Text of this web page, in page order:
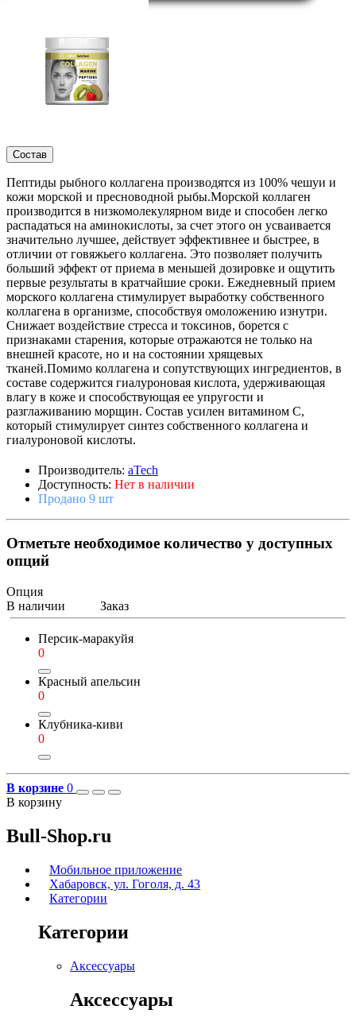
Состав
Пептиды рыбного коллагена производятся из 100% чешуи и
кожи морской и пресноводной рыбы.Морской коллаген
производится в низкомолекулярном виде и способен легко
распадаться на аминокислоты, за счет этого он усваивается
значительно лучшее, действует эффективнее и быстрее, в
отличии от говяжьего коллагена. Это позволяет получить
больший эффект от приема в меньшей дозировке и ощутить
первые результаты в кратчайшие сроки. Ежедневный прием
морского коллагена стимулирует выработку собственного
коллагена в организме, способствуя омоложению изнутри.
Снижает воздействие стресса и токсинов, борется с
признаками старения, которые отражаются не только на
внешней красоте, но и на состоянии хрящевых
тканей.Помимо коллагена и сопутствующих ингредиентов, в
составе содержится гиалуроновая кислота, удерживающая
влагу в коже и способствующая ее упругости и
разглаживанию морщин. Состав усилен витамином С,
который стимулирует синтез собственного коллагена и
гиалуроновой кислоты.
Производитель: aTech
Доступность: Нет в наличии
Продано 9 шт
Отметьте необходимое количество у доступных
опций
Опция
В наличии
Заказ
Персик-маракуйя
0
Красный апельсин
0
Клубника-киви
0
В корзине 0
В корзину
Bull-Shop.ru
Мобильное приложение
Хабаровск, ул. Гоголя, д. 43
Категории
Категории
Аксессуары
Аксессуары